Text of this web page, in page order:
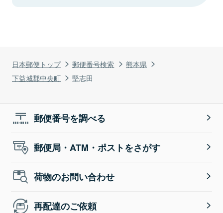
日本郵便トップ 郵便番号検索
熊本県
下益城郡中央町
堅志田
郵便番号を調べる
郵便局・ATM・ポストをさがす
荷物のお問い合わせ
再配達のご依頼